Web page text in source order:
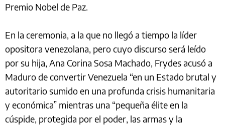
Premio Nobel de Paz.
En la ceremonia, a la que no llegó a tiempo la líder
opositora venezolana, pero cuyo discurso será leído
por su hija, Ana Corina Sosa Machado, Frydes acusó a
Maduro de convertir Venezuela “en un Estado brutal y
autoritario sumido en una profunda crisis humanitaria
y económica” mientras una “pequeña élite en la
cúspide, protegida por el poder, las armas y la